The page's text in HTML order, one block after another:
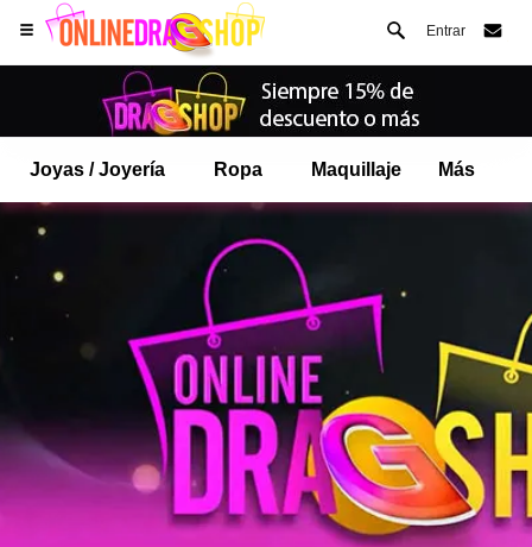
Entrar
Joyas / Joyería Ropa Maquillaje Más
Abre tu menú de Safari.
o toque el botón de safari como se muestra a la izquierda
y toca AÑADIR A LA PANTALLA DE INICIO
onlinedragshop ahora está instalado como APLICACIÓN